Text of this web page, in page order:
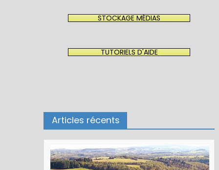
STOCKAGE MÉDIAS
TUTORIELS D'AIDE
Articles récents